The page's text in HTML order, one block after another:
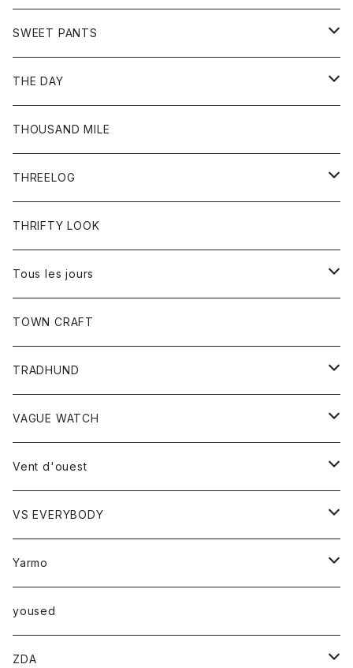
ワンピース
コート
リング
サンダル
アウター
Ｇジャン
ボトム
ジーンズ
SWEET PANTS
ボトム
ショートパンツ
THE DAY
トップス
Tシャツ
THOUSAND MILE
THREELOG
トップス
Tシャツ
THRIFTY LOOK
Tous les jours
トップス
レディース
カットソー
TOWN CRAFT
TRADHUND
セーター
ベスト
VAGUE WATCH
時計
Vent d'ouest
ボトム
スカート
トップス
ベスト
VS EVERYBODY
トップス
Ｔシャツ
Yarmo
アウター
コート
小物
yoused
ZDA